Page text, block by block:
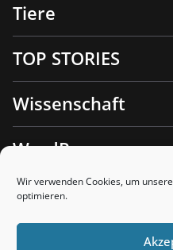
Wir verwenden Cookies, um
optimieren.
Tiere
TOP STORIES
Wissenschaft
WordPress